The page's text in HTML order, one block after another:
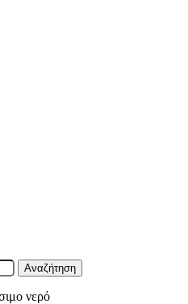
Αναζήτηση
νερό